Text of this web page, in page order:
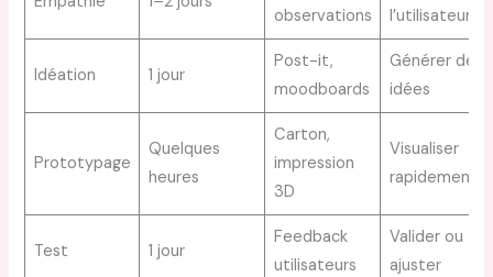
observations
l’utilisateur
Idéation 1 jour
Post-it,
moodboards
Générer des
idées
Prototypage
Quelques
heures
Carton,
impression
3D
Visualiser
rapidement
Test 1 jour
Feedback
utilisateurs
Valider ou
ajuster